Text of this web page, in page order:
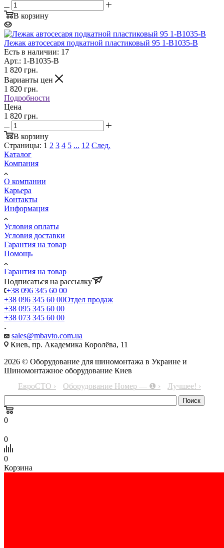
В корзину
Лежак автосесаря подкатной пластиковый 95 1-B1035-B
Есть в наличии: 17
Арт.: 1-B1035-B
1 820 грн.
Варианты цен
1 820 грн.
Подробности
Цена
1 820 грн.
В корзину
Страницы: 1 2 3 4 5 ... 12 След.
Каталог
Компания
О компании
Карьера
Контакты
Информация
Условия оплаты
Условия доставки
Гарантия на товар
Помощь
Гарантия на товар
Подписаться на рассылку
+38 096 345 60 00
+38 096 345 60 00Отдел продаж
+38 095 345 60 00
+38 073 345 60 00
sales@mbavto.com.ua
Киев, пр. Академика Королёва, 11
2026 © Оборудование для шиномонтажа в Украине и
Шиномонтажное оборудование Киев
ЕвроСТО ›
Оборудование Номер — ❶ › Лучшее! ›
0
0
0
Корзина